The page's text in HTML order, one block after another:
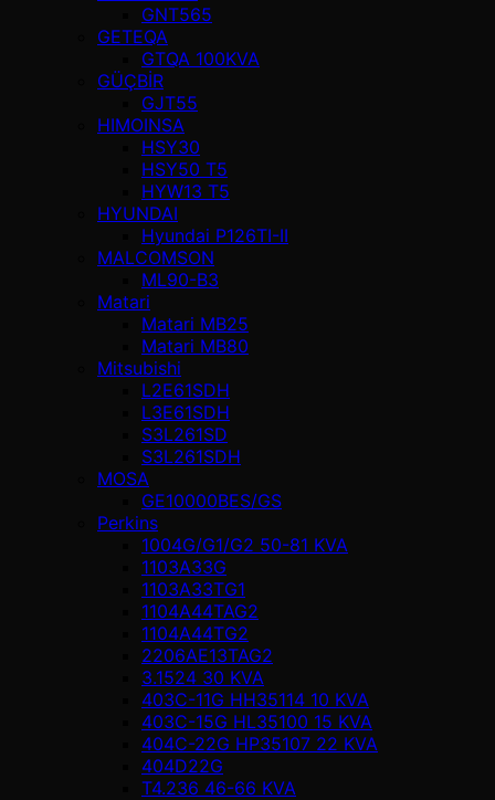
GNT565
GETEQA
GTQA 100KVA
GÜÇBİR
GJT55
HIMOINSA
HSY30
HSY50 T5
HYW13 T5
HYUNDAI
Hyundai P126TI-II
MALCOMSON
ML90-B3
Matari
Matari MB25
Matari MB80
Mitsubishi
L2E61SDH
L3E61SDH
S3L261SD
S3L261SDH
MOSA
GE10000BES/GS
Perkins
1004G/G1/G2 50-81 KVA
1103A33G
1103A33TG1
1104A44TAG2
1104A44TG2
2206AE13TAG2
3.1524 30 KVA
403C-11G HH35114 10 KVA
403C-15G HL35100 15 KVA
404C-22G HP35107 22 KVA
404D22G
T4.236 46-66 KVA